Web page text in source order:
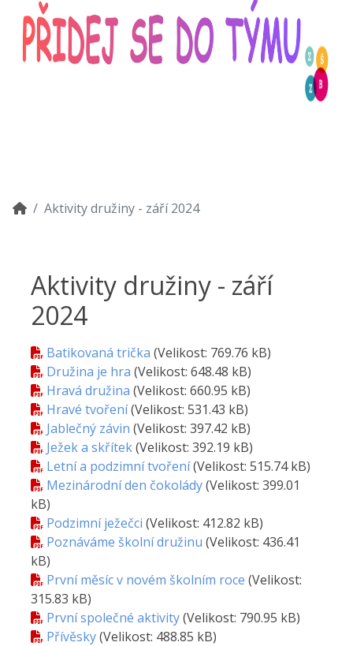
Aktivity družiny - září 2024
Aktivity družiny - září
2024
Batikovaná trička (Velikost: 769.76 kB)
Družina je hra (Velikost: 648.48 kB)
Hravá družina (Velikost: 660.95 kB)
Hravé tvoření(Velikost: 531.43 kB)
Jablečný závin (Velikost: 397.42 kB)
Ježek a skřítek(Velikost: 392.19 kB)
Letní a podzimní tvoření(Velikost: 515.74 kB)
Mezinárodní den čokolády(Velikost: 399.01
kB)
Podzimní ježečci (Velikost: 412.82 kB)
Poznáváme školní družinu (Velikost: 436.41
kB)
První měsíc v novém školním roce (Velikost:
315.83 kB)
První společné aktivity(Velikost: 790.95 kB)
Přívěsky(Velikost: 488.85 kB)